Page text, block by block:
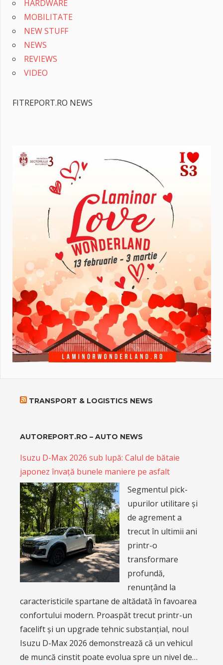
HARDWARE
MOBILITATE
NEW STUFF
NEWS
REVIEWS
VIDEO
FITREPORT.RO NEWS
TRANSPORT & LOGISTICS NEWS
AUTOREPORT.RO – AUTO NEWS
Isuzu D-Max 2026 sub lupă: Calul de bătaie
japonez învață bunele maniere pe asfalt
Segmentul pick-
upurilor utilitare și
de agrement a
trecut în ultimii ani
printr-o
transformare
profundă,
renunțând la
caracteristicile spartane de altădată în favoarea
confortului modern. Proaspăt trecut printr-un
facelift și un upgrade tehnic substanțial, noul
Isuzu D-Max 2026 demonstrează că un vehicul
de muncă cinstit poate evolua spre un nivel de…